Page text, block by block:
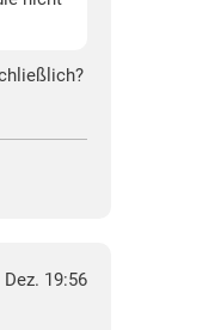
Dez. 19:56